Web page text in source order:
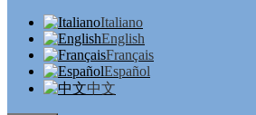
Italiano
English
Français
Español
中文